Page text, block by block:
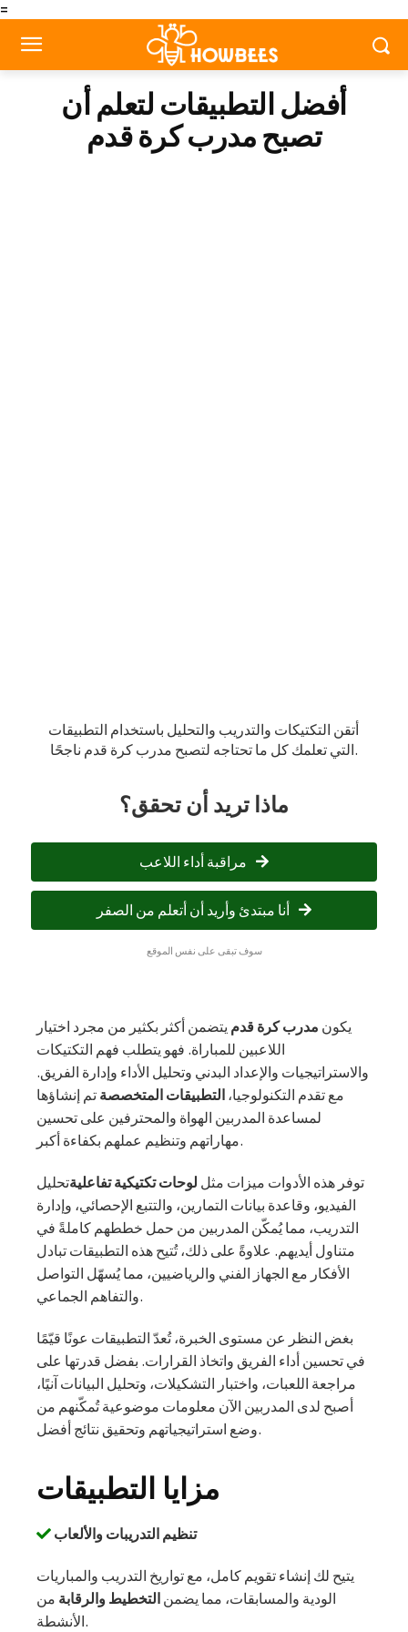
=
أفضل التطبيقات لتعلم أن
تصبح مدرب كرة قدم
أتقن التكتيكات والتدريب والتحليل باستخدام التطبيقات
التي تعلمك كل ما تحتاجه لتصبح مدرب كرة قدم ناجحًا.
ماذا تريد أن تحقق؟
مراقبة أداء اللاعب
أنا مبتدئ وأريد أن أتعلم من الصفر
سوف تبقى على نفس الموقع
يكون مدرب كرة قدم يتضمن أكثر بكثير من مجرد اختيار
اللاعبين للمباراة. فهو يتطلب فهم التكتيكات
والاستراتيجيات والإعداد البدني وتحليل الأداء وإدارة الفريق.
مع تقدم التكنولوجيا، التطبيقات المتخصصة تم إنشاؤها
لمساعدة المدربين الهواة والمحترفين على تحسين
مهاراتهم وتنظيم عملهم بكفاءة أكبر.
توفر هذه الأدوات ميزات مثل لوحات تكتيكية تفاعليةتحليل
الفيديو، وقاعدة بيانات التمارين، والتتبع الإحصائي، وإدارة
التدريب، مما يُمكّن المدربين من حمل خططهم كاملةً في
متناول أيديهم. علاوةً على ذلك، تُتيح هذه التطبيقات تبادل
الأفكار مع الجهاز الفني والرياضيين، مما يُسهّل التواصل
والتفاهم الجماعي.
بغض النظر عن مستوى الخبرة، تُعدّ التطبيقات عونًا قيّمًا
في تحسين أداء الفريق واتخاذ القرارات. بفضل قدرتها على
مراجعة اللعبات، واختبار التشكيلات، وتحليل البيانات آنيًا،
أصبح لدى المدربين الآن معلومات موضوعية تُمكّنهم من
وضع استراتيجياتهم وتحقيق نتائج أفضل.
مزايا التطبيقات
تنظيم التدريبات والألعاب
يتيح لك إنشاء تقويم كامل، مع تواريخ التدريب والمباريات
الودية والمسابقات، مما يضمن التخطيط والرقابة من
الأنشطة.